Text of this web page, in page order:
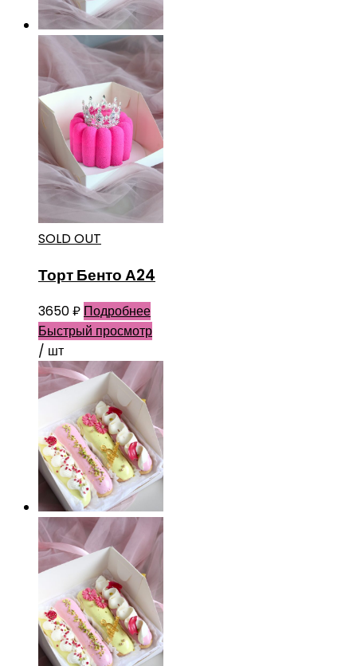
SOLD OUT
Торт Бенто А24
3650₽ Подробнее
Быстрый просмотр
/ шт